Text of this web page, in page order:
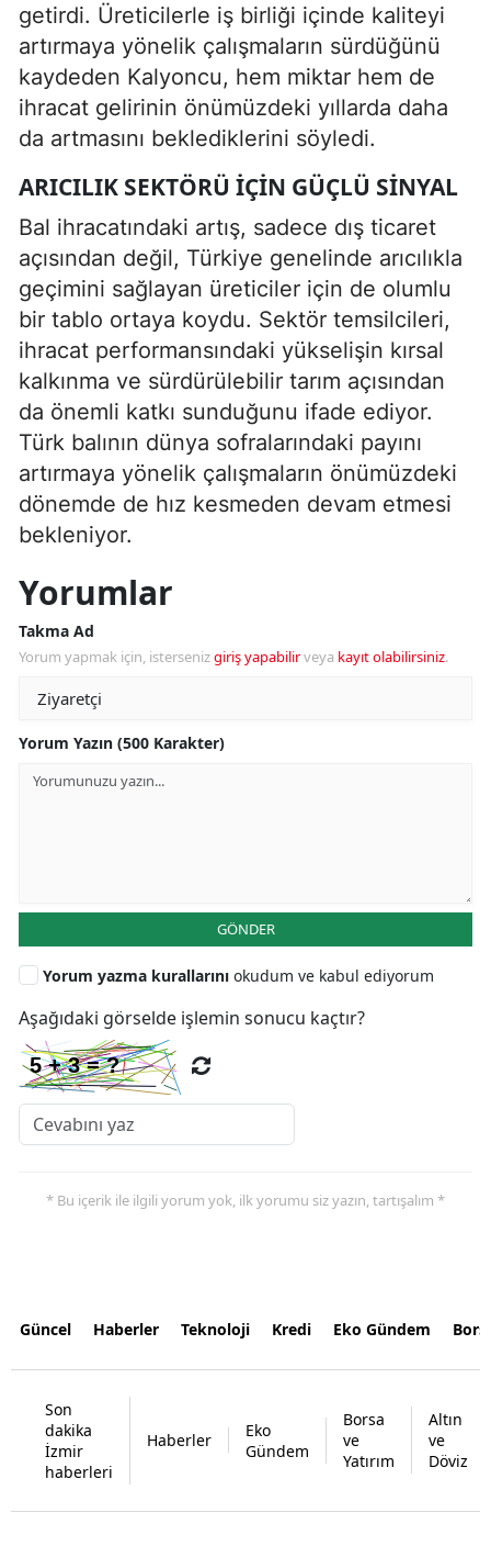
getirdi. Üreticilerle iş birliği içinde kaliteyi
artırmaya yönelik çalışmaların sürdüğünü
kaydeden Kalyoncu, hem miktar hem de
ihracat gelirinin önümüzdeki yıllarda daha
da artmasını beklediklerini söyledi.
ARICILIK SEKTÖRÜ İÇIN GÜÇLÜ SINYAL
Bal ihracatındaki artış, sadece dış ticaret
açısından değil, Türkiye genelinde arıcılıkla
geçimini sağlayan üreticiler için de olumlu
bir tablo ortaya koydu. Sektör temsilcileri,
ihracat performansındaki yükselişin kırsal
kalkınma ve sürdürülebilir tarım açısından
da önemli katkı sunduğunu ifade ediyor.
Türk balının dünya sofralarındaki payını
artırmaya yönelik çalışmaların önümüzdeki
dönemde de hız kesmeden devam etmesi
bekleniyor.
Yorumlar
Takma Ad
Yorum yapmak için, istersenizgiriş yapabilirveya kayıt olabilirsiniz.
Yorum Yazın (500 Karakter)
GÖNDER
Yorum yazma kurallarını okudum ve kabul ediyorum
Aşağıdaki görselde işlemin sonucu kaçtır?
* Bu içerik ile ilgili yorum yok, ilk yorumu siz yazın, tartışalım *
Güncel Haberler Teknoloji Kredi Eko Gündem
Son
dakika
İzmir
haberleri
Haberler
Eko
Gündem
Borsa
ve
Yatırım
Altın
ve
Döviz